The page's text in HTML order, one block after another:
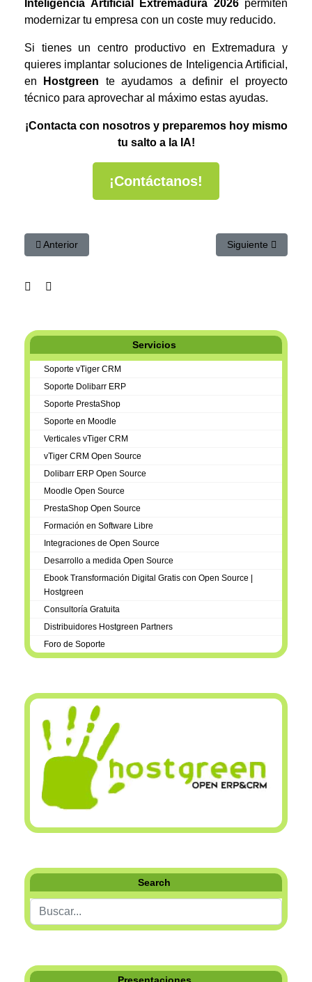
Inteligencia Artificial Extremadura 2026permiten
modernizar tu empresa con un coste muy reducido.
Si tienes un centro productivo en Extremadura y
quieres implantar soluciones de Inteligencia Artificial,
en
Hostgreen te ayudamos a definir el proyecto
técnico para aprovechar al máximo estas ayudas.
¡Contacta con nosotros y preparemos hoy mismo
tu salto a la IA!
¡Contáctanos!
Artículo anterior: Automatizar facturas en Dolibarr con IA |
Anterior Artículo siguiente:
Siguiente
Servicios
Soporte vTiger CRM
Soporte Dolibarr ERP
Soporte PrestaShop
Soporte en Moodle
Verticales vTiger CRM
vTiger CRM Open Source
Dolibarr ERP Open Source
Moodle Open Source
PrestaShop Open Source
Formación en Software Libre
Integraciones de Open Source
Desarrollo a medida Open Source
Ebook Transformación Digital Gratis con Open Source |
Hostgreen
Consultoría Gratuita
Distribuidores Hostgreen Partners
Foro de Soporte
Search
Buscar...